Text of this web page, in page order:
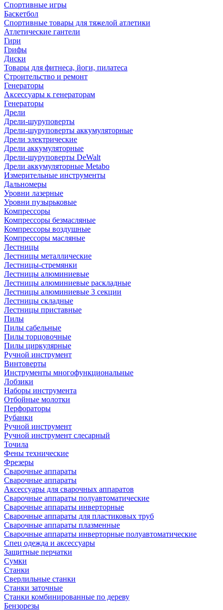
Спортивные игры
Баскетбол
Спортивные товары для тяжелой атлетики
Атлетические гантели
Гири
Грифы
Диски
Товары для фитнеса, йоги, пилатеса
Строительство и ремонт
Генераторы
Аксессуары к генераторам
Генераторы
Дрели
Дрели-шуруповерты
Дрели-шуруповерты аккумуляторные
Дрели электрические
Дрели аккумуляторные
Дрели-шуруповерты DeWalt
Дрели аккумуляторные Metabo
Измерительные инструменты
Дальномеры
Уровни лазерные
Уровни пузырьковые
Компрессоры
Компрессоры безмасляные
Компрессоры воздушные
Компрессоры масляные
Лестницы
Лестницы металлические
Лестницы-стремянки
Лестницы алюминиевые
Лестницы алюминиевые раскладные
Лестницы алюминиевые 3 секции
Лестницы складные
Лестницы приставные
Пилы
Пилы сабельные
Пилы торцовочные
Пилы циркулярные
Ручной инструмент
Винтоверты
Инструменты многофункциональные
Лобзики
Наборы инструмента
Отбойные молотки
Перфораторы
Рубанки
Ручной инструмент
Ручной инструмент слесарный
Точила
Фены технические
Фрезеры
Сварочные аппараты
Сварочные аппараты
Аксессуары для сварочных аппаратов
Сварочные аппараты полуавтоматические
Сварочные аппараты инверторные
Сварочные аппараты для пластиковых труб
Сварочные аппараты плазменные
Сварочные аппараты инверторные полуавтоматические
Спец одежда и аксессуары
Защитные перчатки
Сумки
Станки
Сверлильные станки
Станки заточные
Станки комбинированные по дереву
Бензорезы